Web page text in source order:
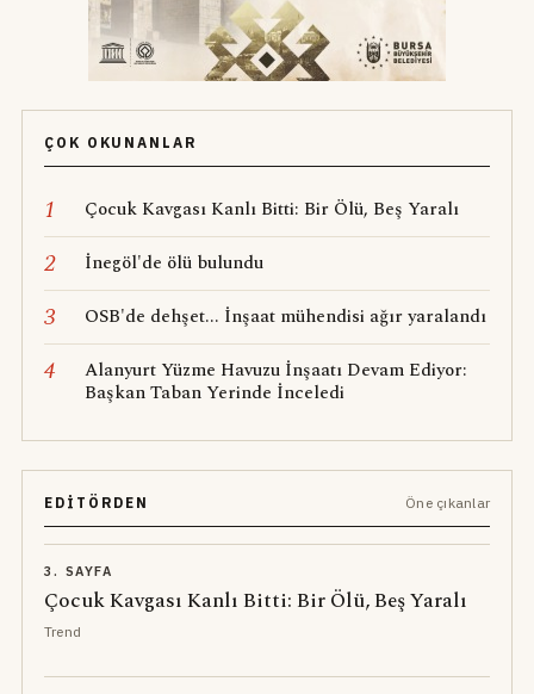
ÇOK OKUNANLAR
1 Çocuk Kavgası Kanlı Bitti: Bir Ölü, Beş Yaralı
2 İnegöl'de ölü bulundu
3 OSB'de dehşet... İnşaat mühendisi ağır yaralandı
4
Alanyurt Yüzme Havuzu İnşaatı Devam Ediyor:
Başkan Taban Yerinde İnceledi
EDITÖRDEN Öne çıkanlar
3. SAYFA
Çocuk Kavgası Kanlı Bitti: Bir Ölü, Beş Yaralı
Trend